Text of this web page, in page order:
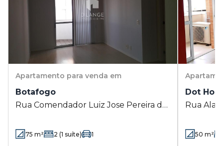
Apartamento para venda em
Botafogo
Rua Comendador Luiz Jose Pereira de
75 m² 2 (1 suíte) 1
Dot
Rua
50 m²